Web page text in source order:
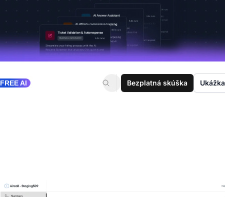
FREE AI Bezplatná skúška Ukážka